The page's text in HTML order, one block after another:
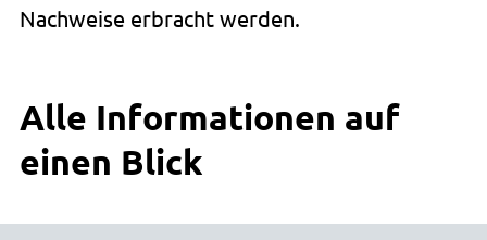
Nachweise erbracht werden.
Alle Informationen auf
einen Blick